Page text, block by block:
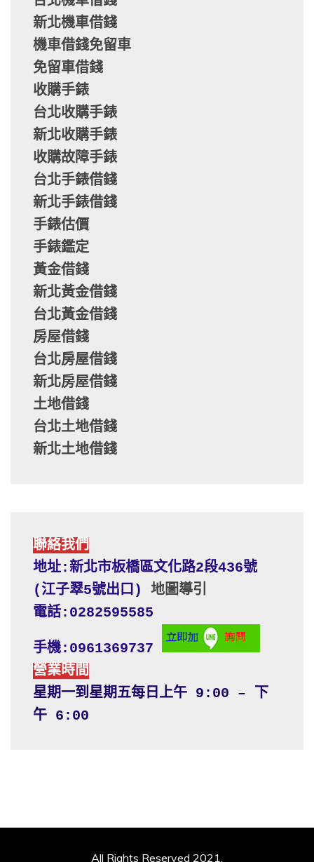
新北機車借錢
機車借錢免留車
免留車借錢
收購手錶
台北收購手錶
新北收購手錶
收購故障手錶
台北手錶借錢
新北手錶借錢
手錶估價
手錶鑑定
黃金借錢
新北黃金借錢
台北黃金借錢
房屋借錢
台北房屋借錢
新北房屋借錢
土地借錢
台北土地借錢
新北土地借錢
聯絡我們
地址:新北市板橋區文化路2段436號
(江子翠5號出口) 地圖導引
電話:0282595585
手機:0961369737
營業時間
星期一到星期五每日上午 9:00 – 下
午 6:00
All Rights Reserved 2021.